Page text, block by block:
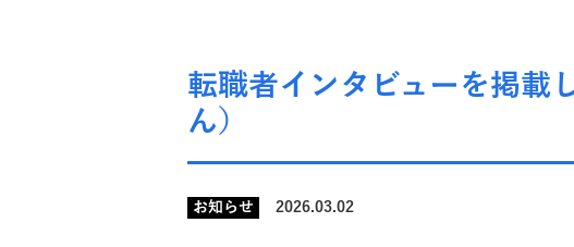
転職者インタビューを掲載
ん）
お知らせ 2026.03.02